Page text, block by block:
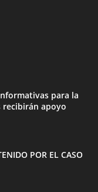
para la
recibirán apoyo
POR EL CASO